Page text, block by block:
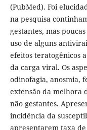
(PubMed). Foi
na pesquisa
gestantes, mas
uso de alguns
efeitos teratogênicos
da carga viral. Os
odinofagia, anosmia,
extensão da melhora
não gestantes.
incidência da
apresentarem taxa